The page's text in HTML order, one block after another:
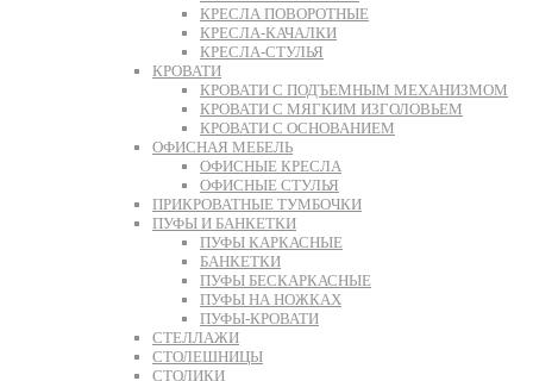
КРЕСЛА ПОВОРОТНЫЕ
КРЕСЛА-КАЧАЛКИ
КРЕСЛА-СТУЛЬЯ
КРОВАТИ
КРОВАТИ С ПОДЪЕМНЫМ МЕХАНИЗМОМ
КРОВАТИ С МЯГКИМ ИЗГОЛОВЬЕМ
КРОВАТИ С ОСНОВАНИЕМ
ОФИСНАЯ МЕБЕЛЬ
ОФИСНЫЕ КРЕСЛА
ОФИСНЫЕ СТУЛЬЯ
ПРИКРОВАТНЫЕ ТУМБОЧКИ
ПУФЫ И БАНКЕТКИ
ПУФЫ КАРКАСНЫЕ
БАНКЕТКИ
ПУФЫ БЕСКАРКАСНЫЕ
ПУФЫ НА НОЖКАХ
ПУФЫ-КРОВАТИ
СТЕЛЛАЖИ
СТОЛЕШНИЦЫ
СТОЛИКИ